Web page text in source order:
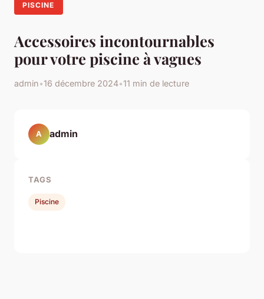
PISCINE
Accessoires incontournables
pour votre piscine à vagues
admin•16 décembre 2024•11 min de lecture
A admin
TAGS
Piscine